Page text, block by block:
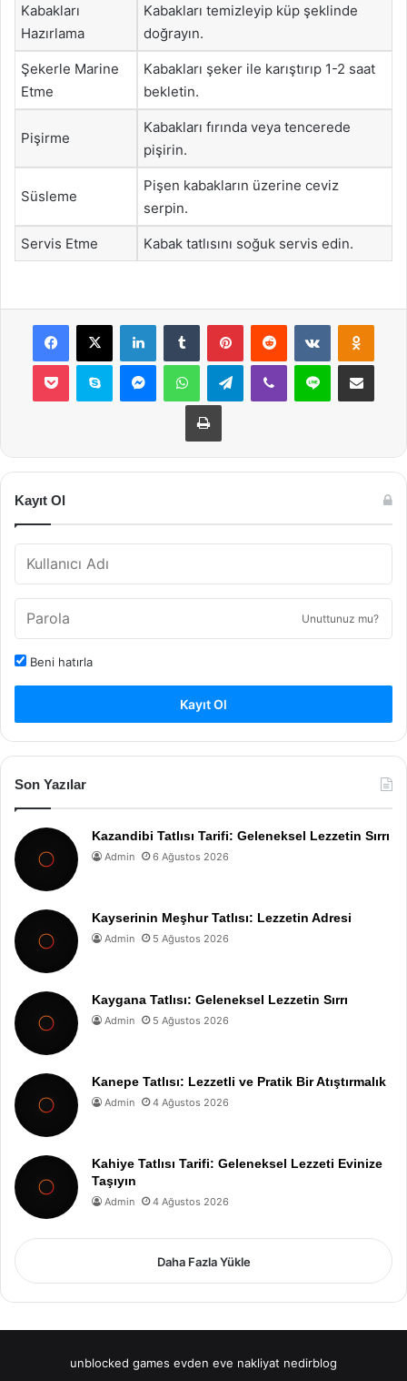
Kabakları
Hazırlama
Kabakları temizleyip küp şeklinde
doğrayın.
Şekerle Marine
Etme
Kabakları şeker ile karıştırıp 1-2 saat
bekletin.
Pişirme
Kabakları fırında veya tencerede
pişirin.
Süsleme
Pişen kabakların üzerine ceviz
serpin.
Servis Etme Kabak tatlısını soğuk servis edin.
Facebook
X LinkedInTumblr PinterestReddit VKontakte
Pocket Skype MessengerWhatsAppTelegramViber Line E-Posta ile
Yazdır
Kayıt Ol
Unuttunuz mu?
Beni hatırla
Kayıt Ol
Son Yazılar
Kazandibi Tatlısı Tarifi: Geleneksel Lezzetin Sırrı
Admin 6 Ağustos 2026
Kayserinin Meşhur Tatlısı: Lezzetin Adresi
Admin 5 Ağustos 2026
Kaygana Tatlısı: Geleneksel Lezzetin Sırrı
Admin 5 Ağustos 2026
Kanepe Tatlısı: Lezzetli ve Pratik Bir Atıştırmalık
Admin 4 Ağustos 2026
Kahiye Tatlısı Tarifi: Geleneksel Lezzeti Evinize
Taşıyın
Admin 4 Ağustos 2026
Daha Fazla Yükle
unblocked games evden eve nakliyat nedirblog